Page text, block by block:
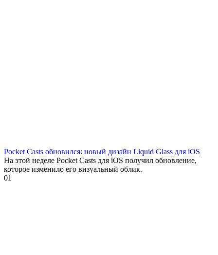
Pocket Casts обновился: новый дизайн Liquid Glass для iOS
На этой неделе Pocket Casts для iOS получил обновление,
которое изменило его визуальный облик.
01